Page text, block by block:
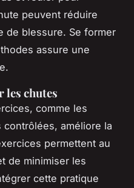
peuvent réduire
de blessure. Se former
assure une
les chutes
comme les
améliore la
permettent au
de minimiser les
cette pratique